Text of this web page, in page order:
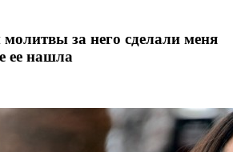
за него сделали меня
ее нашла